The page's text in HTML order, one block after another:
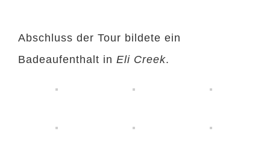
Abschluss der Tour bildete ein
Badeaufenthalt in Eli Creek.